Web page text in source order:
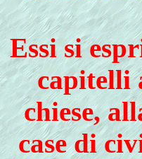
Essi si
capitelli
chiese,
case di